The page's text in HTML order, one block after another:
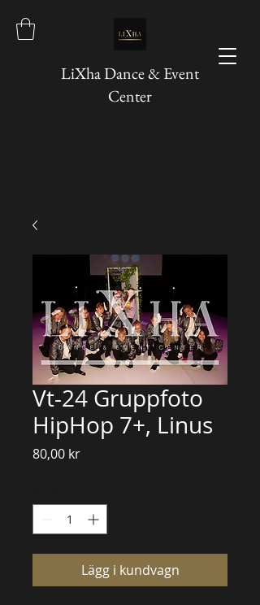
LiXha Dance & Event
Center
Vt-24 Gruppfoto
HipHop 7+, Linus
80,00 krPris
Lägg i kundvagn